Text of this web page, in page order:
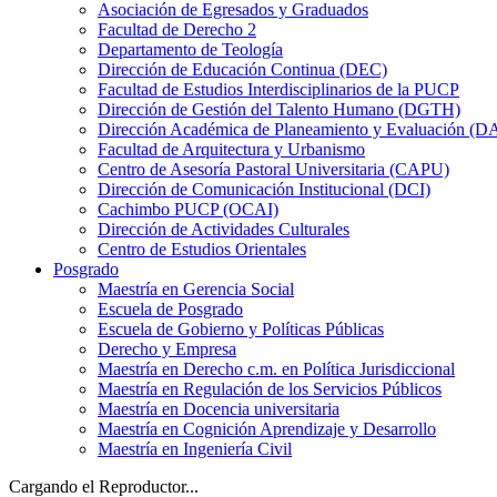
Asociación de Egresados y Graduados
Facultad de Derecho 2
Departamento de Teología
Dirección de Educación Continua (DEC)
Facultad de Estudios Interdisciplinarios de la PUCP
Dirección de Gestión del Talento Humano (DGTH)
Dirección Académica de Planeamiento y Evaluación
Facultad de Arquitectura y Urbanismo
Centro de Asesoría Pastoral Universitaria (CAPU)
Dirección de Comunicación Institucional (DCI)
Cachimbo PUCP (OCAI)
Dirección de Actividades Culturales
Centro de Estudios Orientales
Posgrado
Maestría en Gerencia Social
Escuela de Posgrado
Escuela de Gobierno y Políticas Públicas
Derecho y Empresa
Maestría en Derecho c.m. en Política Jurisdiccional
Maestría en Regulación de los Servicios Públicos
Maestría en Docencia universitaria
Maestría en Cognición Aprendizaje y Desarrollo
Maestría en Ingeniería Civil
Cargando el Reproductor...